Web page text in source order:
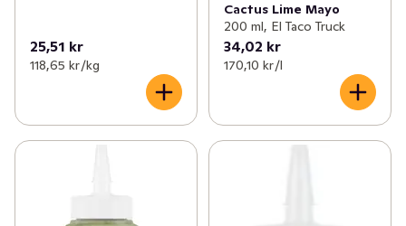
25,51 kr
118,65 kr /kg
Cactus Lime Mayo
200 ml, El Taco Truck
34,02 kr
170,10 kr /l